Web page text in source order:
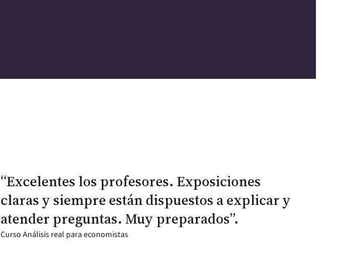
“Excelentes los profesores. Exposiciones
claras y siempre están dispuestos a explicar y
atender preguntas. Muy preparados”.
Curso Análisis real para economistas